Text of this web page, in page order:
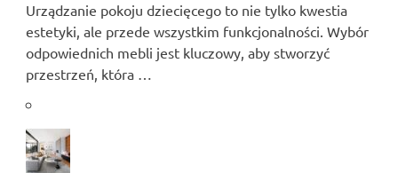
Urządzanie pokoju dziecięcego to nie tylko kwestia
estetyki, ale przede wszystkim funkcjonalności. Wybór
odpowiednich mebli jest kluczowy, aby stworzyć
przestrzeń, która …